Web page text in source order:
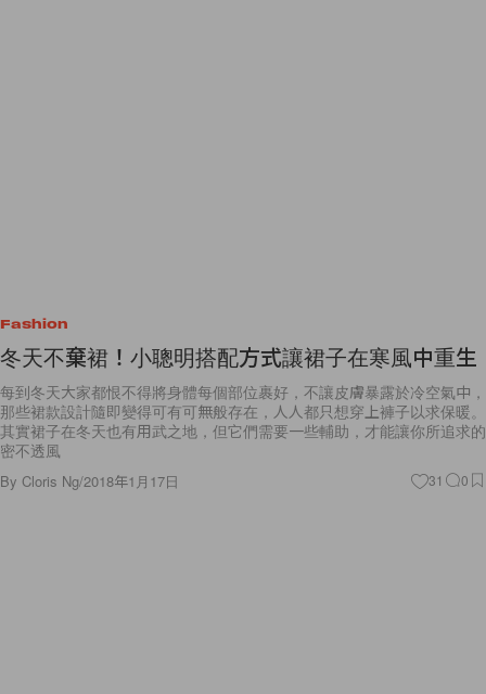
Fashion
冬天不棄裙！小聰明搭配方式讓裙子在寒風中重生
每到冬天大家都恨不得將身體每個部位裹好，不讓皮膚暴露於冷空氣中，
那些裙款設計隨即變得可有可無般存在，人人都只想穿上褲子以求保暖。
其實裙子在冬天也有用武之地，但它們需要一些輔助，才能讓你所追求的
密不透風
By Cloris Ng/2018年1月17日 31 0